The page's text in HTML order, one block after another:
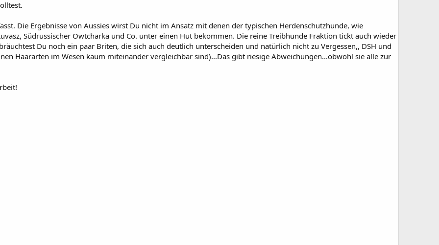
Die Ergebnisse von Aussies wirst Du nicht im Ansatz mit denen der typischen Herdenschutzhunde, wie
Südrussischer Owtcharka und Co. unter einen Hut bekommen. Die reine Treibhunde Fraktion tickt auch wieder
Du noch ein paar Briten, die sich auch deutlich unterscheiden und natürlich nicht zu Vergessen,, DSH und
Haararten im Wesen kaum miteinander vergleichbar sind)...Das gibt riesige Abweichungen...obwohl sie alle zur